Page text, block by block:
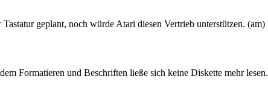
geplant, noch würde Atari diesen Vertrieb unterstützen. (am)
Formatieren und Beschriften ließe sich keine Diskette mehr lesen.